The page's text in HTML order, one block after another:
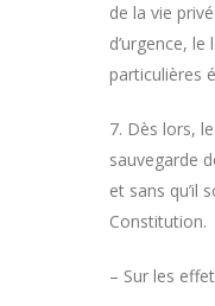
de la vie
d’urgence,
particulières
7. Dès lors,
sauvegarde
et sans qu’il
Constitution.
– Sur les